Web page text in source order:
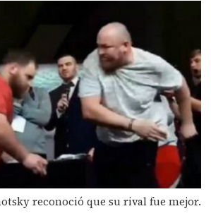
reconoció que su rival fue mejor.